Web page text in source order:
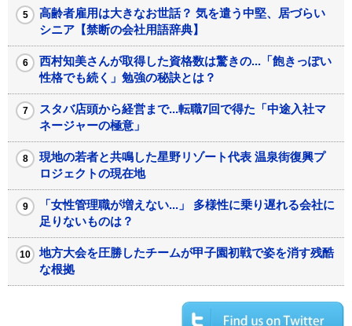
高齢者雇用は大きなお世話？ 気を遣う中堅、居づらい
シニア【禁断の会社用語辞典】
西村知美さんが取得した資格数は驚きの...「飽きっぽい
性格でも続く」勉強の秘訣とは？
スタバ店頭から経営まで...転職7回で得た「中途入社マ
ネージャーの極意」
現地の若者と共鳴した星野リゾート代表 温泉街復興プ
ロジェクトの現在地
「女性管理職が増えない...」 多様性に乗り遅れる会社に
足りないものは？
地方大会を圧勝したチームが甲子園初戦で姿を消す残酷
な根拠